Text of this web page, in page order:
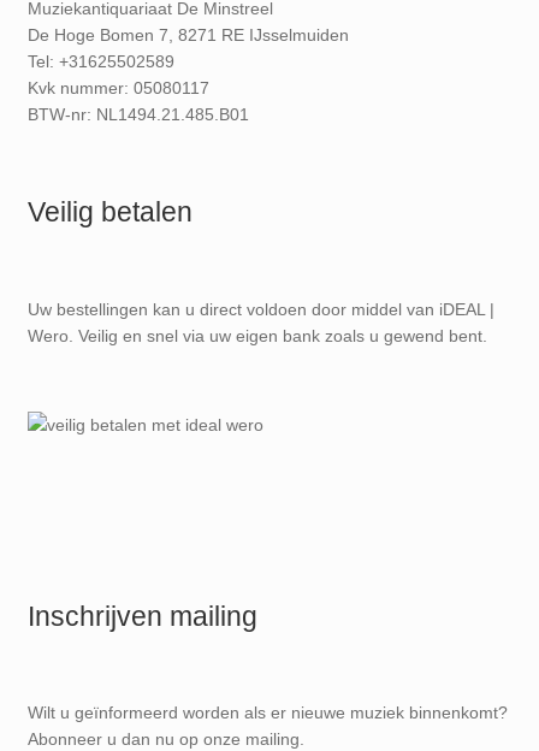
Muziekantiquariaat De Minstreel
De Hoge Bomen 7, 8271 RE IJsselmuiden
Tel: +31625502589
Kvk nummer: 05080117
BTW-nr: NL1494.21.485.B01
Veilig betalen
Uw bestellingen kan u direct voldoen door middel van iDEAL |
Wero. Veilig en snel via uw eigen bank zoals u gewend bent.
Inschrijven mailing
Wilt u geïnformeerd worden als er nieuwe muziek binnenkomt?
Abonneer u dan nu op onze mailing.